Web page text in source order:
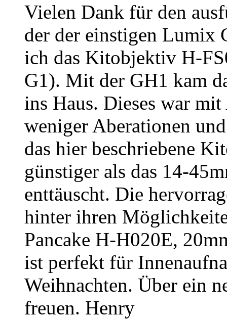
Vielen Dank für den
der der einstigen Lumix
ich das Kitobjektiv H-
G1). Mit der GH1 kam
ins Haus. Dieses war
weniger Aberationen
das hier beschriebene
günstiger als das 14-
enttäuscht. Die
hinter ihren
Pancake H-H020E,
ist perfekt für
Weihnachten. Über ein
freuen. Henry